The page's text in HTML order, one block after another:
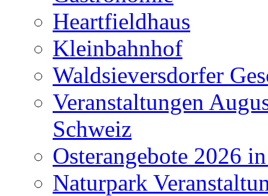
Heartfieldhaus
Kleinbahnhof
Waldsieversdorfer
Veranstaltungen
Schweiz
Osterangebote 2026
Naturpark